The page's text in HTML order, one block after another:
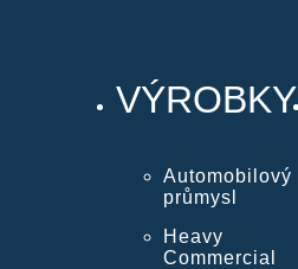
VÝROBKY
Automobilový
průmysl
Heavy
Commercial